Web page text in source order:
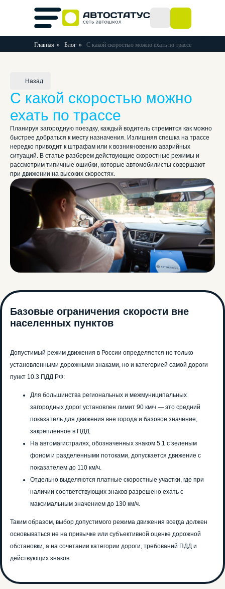
Главная » Блог » С какой скоростью можно ехать по трассе
Назад
С какой скоростью можно
ехать по трассе
Планируя загородную поездку, каждый водитель стремится как можно
быстрее добраться к месту назначения. Излишняя спешка на трассе
нередко приводит к штрафам или к возникновению аварийных
ситуаций. В статье разберем действующие скоростные режимы и
рассмотрим типичные ошибки, которые автомобилисты совершают
при движении на высоких скоростях.
Базовые ограничения скорости вне
населенных пунктов
Допустимый режим движения в России определяется не только
установленными дорожными знаками, но и категорией самой дороги
пункт 10.3 ПДД РФ:
Для большинства региональных и межмуниципальных
загородных дорог установлен лимит 90 км/ч — это средний
показатель для движения вне города и базовое значение,
закрепленное в ПДД.
На автомагистралях, обозначенных знаком 5.1 с зеленым
фоном и разделенными потоками, допускается движение с
показателем до 110 км/ч.
Отдельно выделяются платные скоростные участки, где при
наличии соответствующих знаков разрешено ехать с
максимальным значением до 130 км/ч.
Таким образом, выбор допустимого режима движения всегда должен
основываться не на привычке или субъективной оценке дорожной
обстановки, а на сочетании категории дороги, требований ПДД и
действующих знаков.